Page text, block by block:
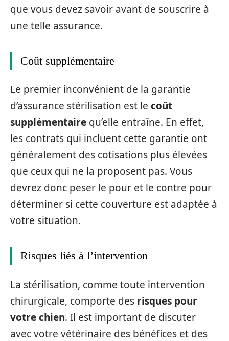
que vous devez savoir avant de souscrire à
une telle assurance.
Coût supplémentaire
Le premier inconvénient de la garantie
d’assurance stérilisation est le coût
supplémentaire qu’elle entraîne. En effet,
les contrats qui incluent cette garantie ont
généralement des cotisations plus élevées
que ceux qui ne la proposent pas. Vous
devrez donc peser le pour et le contre pour
déterminer si cette couverture est adaptée à
votre situation.
Risques liés à l’intervention
La stérilisation, comme toute intervention
chirurgicale, comporte des risques pour
votre chien. Il est important de discuter
avec votre vétérinaire des bénéfices et des